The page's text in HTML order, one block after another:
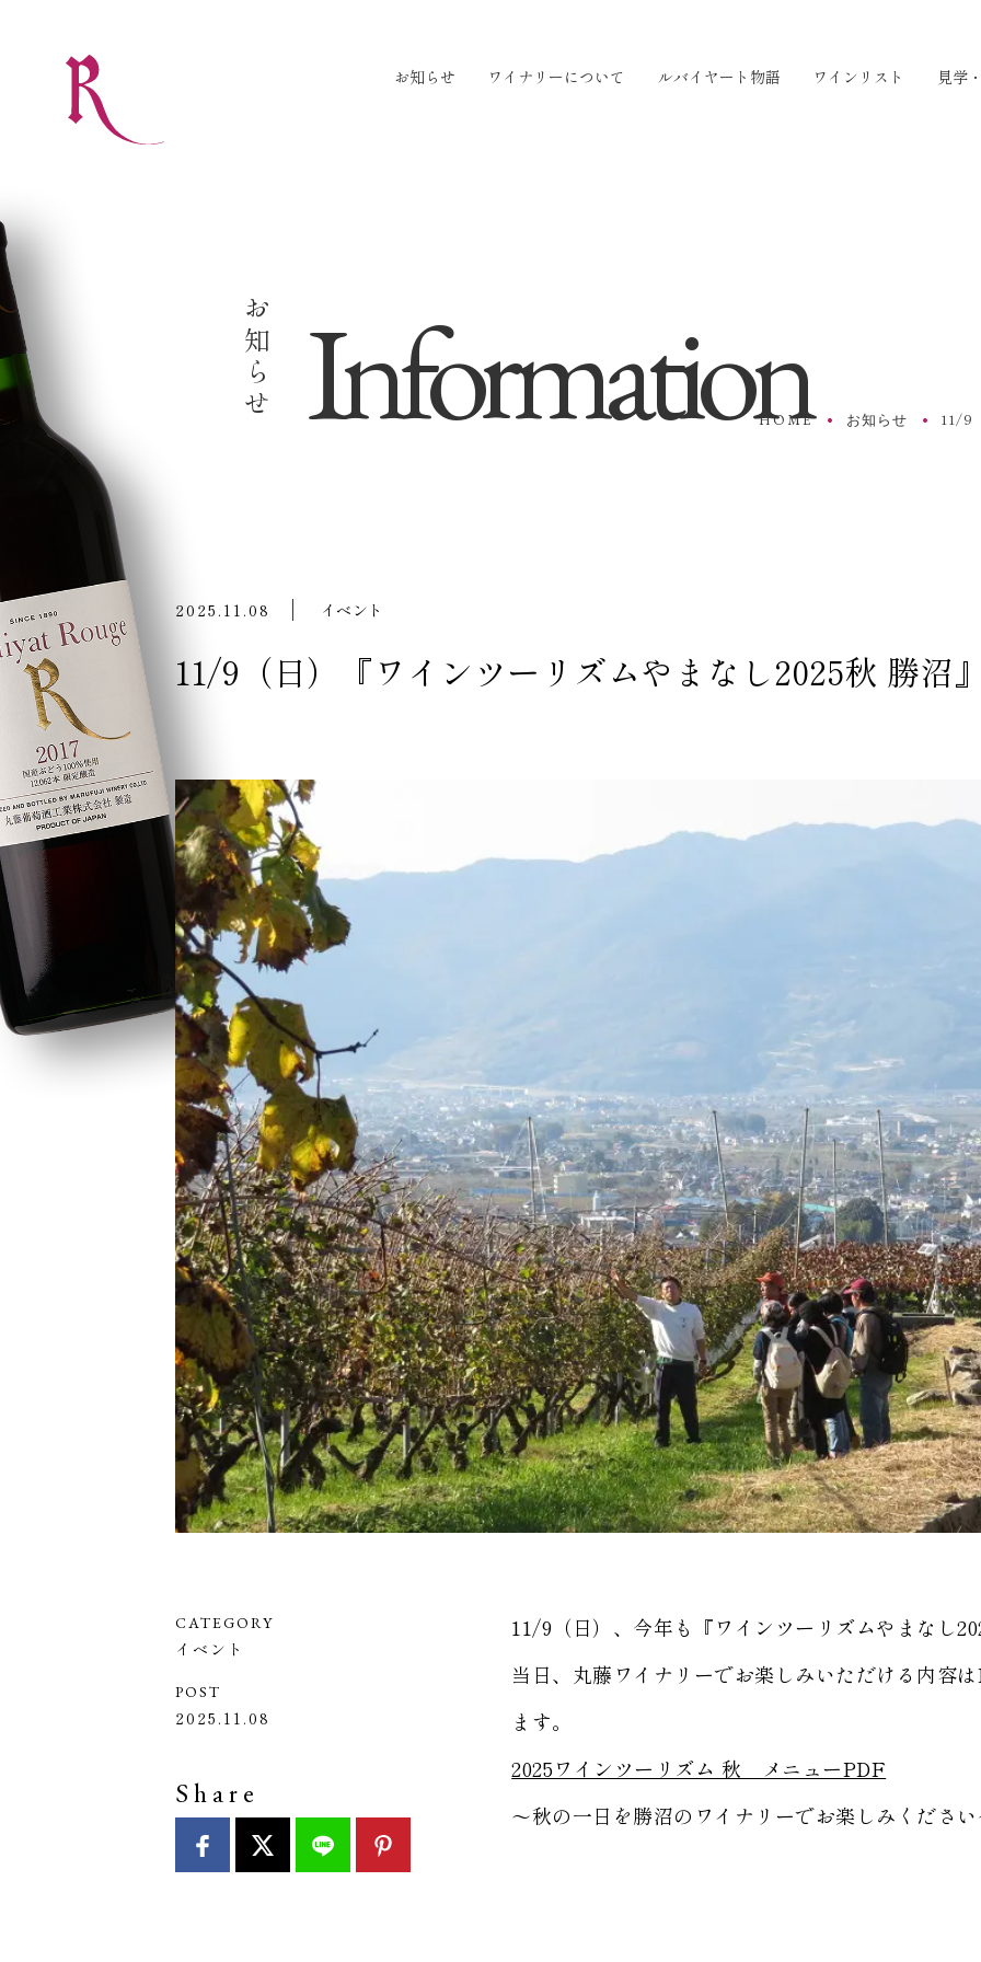
お知らせ ワイナリーについて ルバイヤート物語 ワインリスト 見学
お知らせ Information
HOME お知らせ
2025.11.08 イベント
11/9（日）『ワインツーリズムやまなし2025秋 勝沼
11/9（日）、今年も『ワインツーリズムやまなし
当日、丸藤ワイナリーでお楽しみいただける内容
ます。
2025ワインツーリズム 秋 メニューPDF
～秋の一日を勝沼のワイナリーでお楽しみくださ
CATEGORY
イベント
POST
2025.11.08
Share